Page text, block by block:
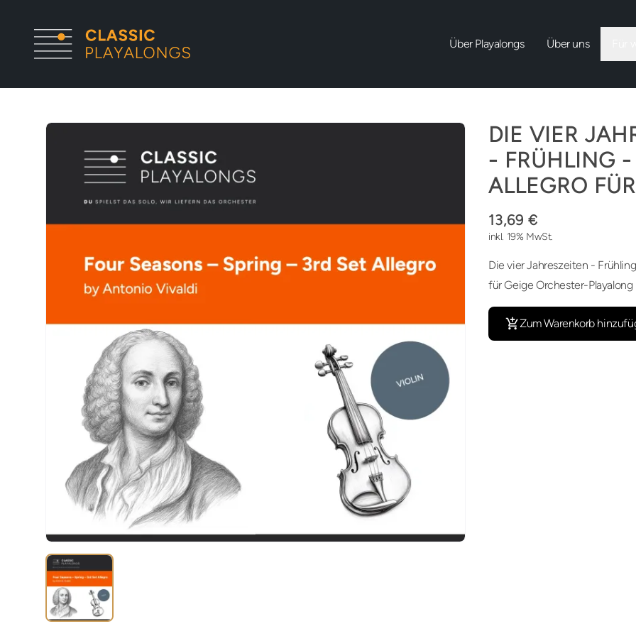
Über Playalongs Über uns
DIE VIER
- FRÜHLING
ALLEGRO
13,69 €
inkl. 19% MwSt.
Die vier Jahreszeiten -
für Geige Orchester-
Zum Warenkorb